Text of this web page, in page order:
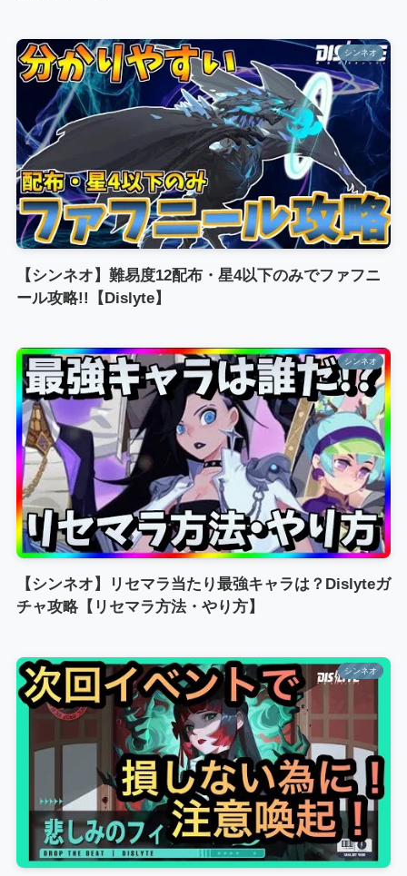
シンネオ
【シンネオ】難易度12配布・星4以下のみでファフニ
ール攻略!!【Dislyte】
シンネオ
【シンネオ】リセマラ当たり最強キャラは？Dislyteガ
チャ攻略【リセマラ方法・やり方】
シンネオ